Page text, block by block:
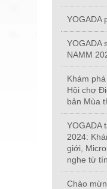
YOGADA
YOGADA
NAMM
Khám
Hội chợ
bản Mùa
YOGADA
2024:
giới,
nghe từ
Chào